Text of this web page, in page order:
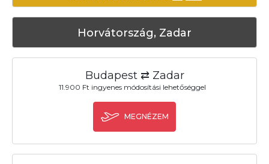
Horvátország, Zadar
Budapest ⇄ Zadar
11.900 Ft ingyenes módosítási lehetőséggel
MEGNÉZEM